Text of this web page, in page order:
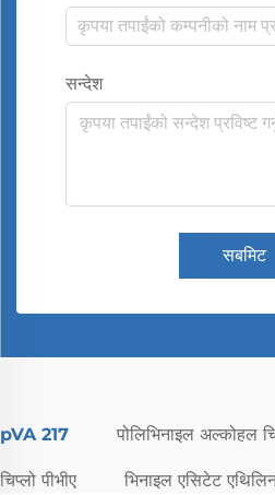
सन्देश
सबमिट
pVA 217 पोलिभिनाइल अल्कोहल
चिप्लो पीभीए भिनाइल एसिटेट